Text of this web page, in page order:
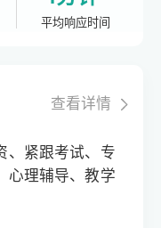
平均响应时间
查看详情
、紧跟考试、专
心理辅导、教学